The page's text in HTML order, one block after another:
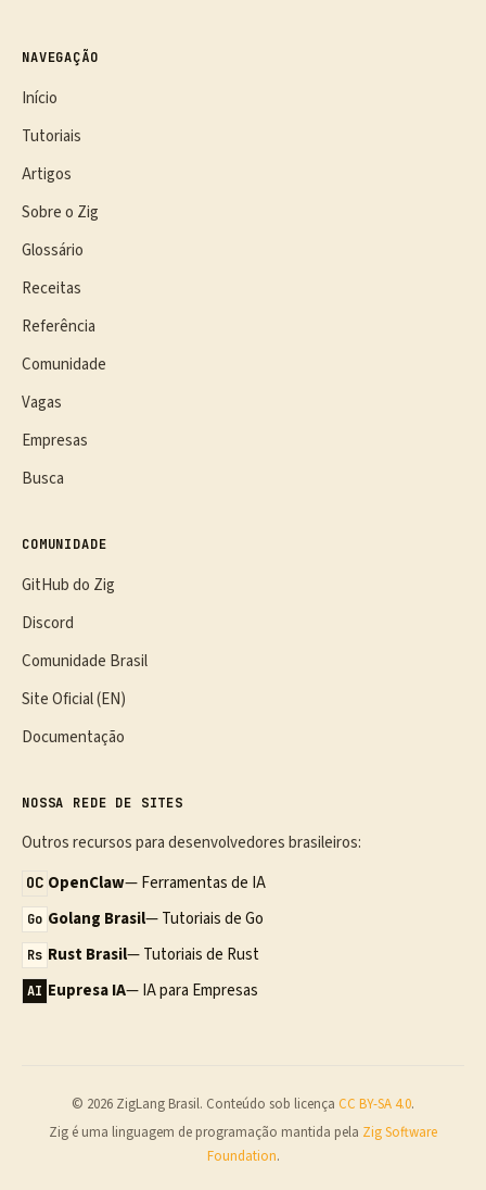
NAVEGAÇÃO
Início
Tutoriais
Artigos
Sobre o Zig
Glossário
Receitas
Referência
Comunidade
Vagas
Empresas
Busca
COMUNIDADE
GitHub do Zig
Discord
Comunidade Brasil
Site Oficial (EN)
Documentação
NOSSA REDE DE SITES
Outros recursos para desenvolvedores brasileiros:
OC OpenClaw— Ferramentas de IA
Go Golang Brasil— Tutoriais de Go
Rs Rust Brasil— Tutoriais de Rust
AI Eupresa IA— IA para Empresas
© 2026 ZigLang Brasil. Conteúdo sob licença CC BY-SA 4.0.
Zig é uma linguagem de programação mantida pela Zig Software
Foundation.